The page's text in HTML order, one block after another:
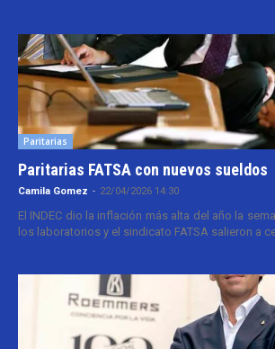
Paritarias
Paritarias FATSA con nuevos sueldos
Camila Gomez - 22/04/2026 14:30
El INDEC dio la inflación más alta del año la
los laboratorios y el sindicato FATSA salieron a